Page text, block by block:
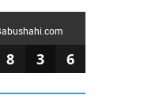
8 3 6